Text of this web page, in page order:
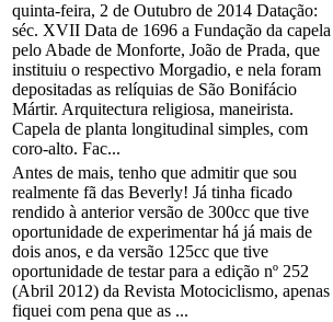
quinta-feira, 2 de Outubro de 2014 Datação:
séc. XVII Data de 1696 a Fundação da capela
pelo Abade de Monforte, João de Prada, que
instituiu o respectivo Morgadio, e nela foram
depositadas as relíquias de São Bonifácio
Mártir. Arquitectura religiosa, maneirista.
Capela de planta longitudinal simples, com
coro-alto. Fac...
Antes de mais, tenho que admitir que sou
realmente fã das Beverly! Já tinha ficado
rendido à anterior versão de 300cc que tive
oportunidade de experimentar há já mais de
dois anos, e da versão 125cc que tive
oportunidade de testar para a edição nº 252
(Abril 2012) da Revista Motociclismo, apenas
fiquei com pena que as ...